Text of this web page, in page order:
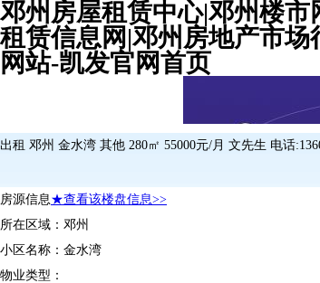
邓州房屋租赁中心|邓州楼
租赁信息网|邓州房地产市
网站-凯发官网首页
出租 邓州 金水湾 其他 280㎡ 55000元/月 文先生 电话
房源信息★查看该楼盘信息>>
所在区域： 邓州
小区名称： 金水湾
物业类型：